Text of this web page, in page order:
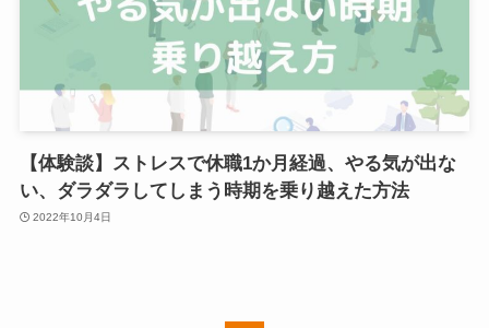
【体験談】ストレスで休職1か月経過、やる気が出な
い、ダラダラしてしまう時期を乗り越えた方法
2022年10月4日